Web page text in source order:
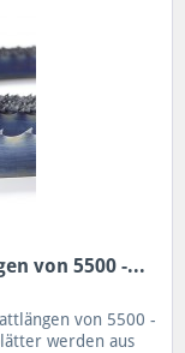
von 5500 -...
von 5500 -
werden aus